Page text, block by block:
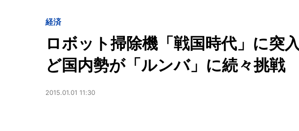
経済
ロボット掃除機「戦国時代」に
ど国内勢が「ルンバ」に続々挑戦
2015.01.01 11:30